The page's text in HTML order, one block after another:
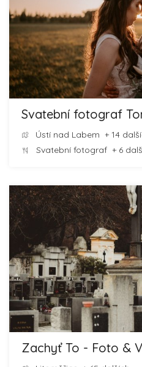
Svatební fotograf
Ústí nad Labem + 14
Svatební fotograf + 6
Zachyť To - Foto &